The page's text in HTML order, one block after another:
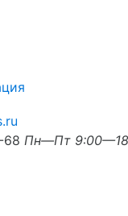
68 Пн—Пт